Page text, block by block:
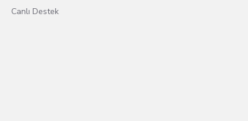
Canlı Destek